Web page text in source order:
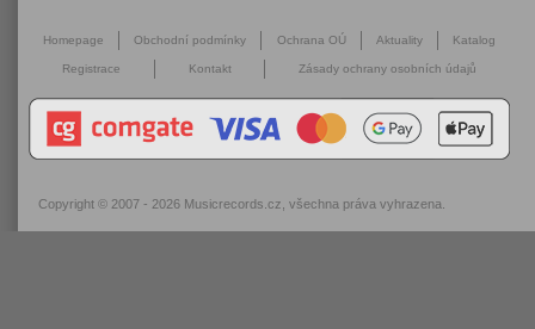
Homepage Obchodní podmínky Ochrana OÚ Aktuality Katalog
Registrace Kontakt Zásady ochrany osobních údajů
Copyright © 2007 - 2026 Musicrecords.cz , všechna práva vyhrazena.